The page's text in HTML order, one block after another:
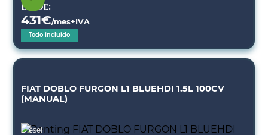
Desde:
431€/mes+IVA
Todo incluido
FIAT DOBLO FURGON L1 BLUEHDI 1.5L 100CV
(MANUAL)
Diésel